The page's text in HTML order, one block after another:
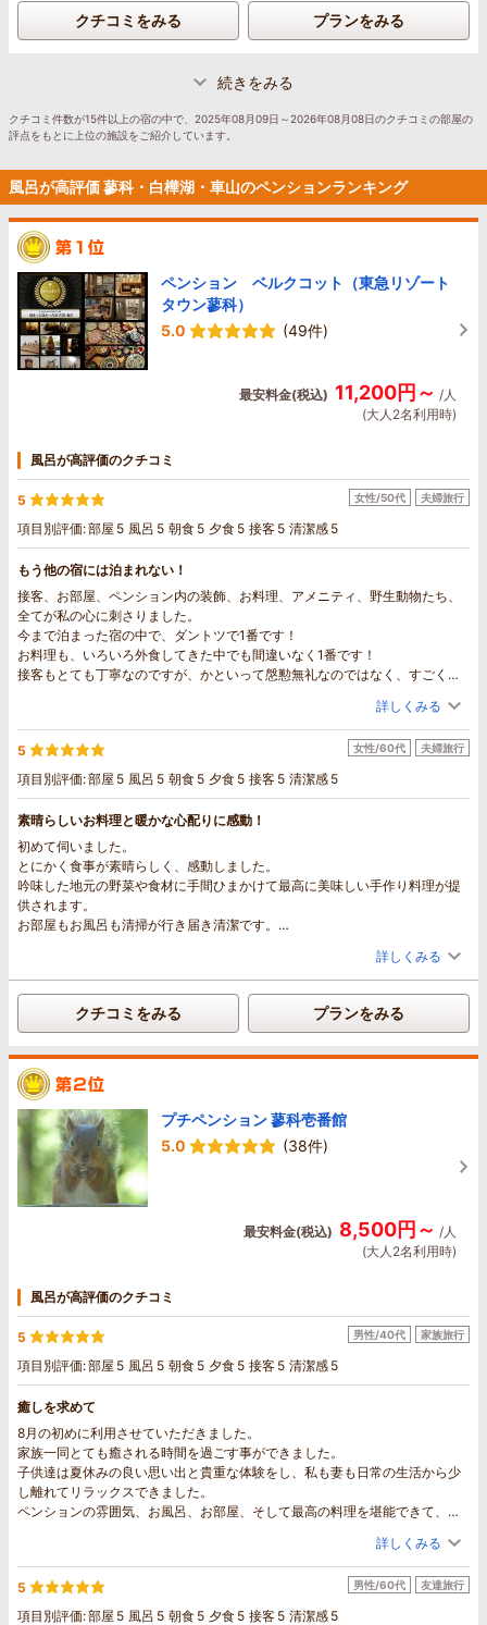
ジュも甘味を活かした味で、ほんとにおいしく、帰りに私も新玉ねぎを買っ
てしまいました笑 デザートのカタラーナ？も濃厚でとろけて、ほっぺたが落
改めて、何から何まで本当にありがとうございました。次の引越し先的にす
ださい♪
クチコミをみる プランをみる
続きをみる
クチコミ件数が15件以上の宿の中で、2025年08月09日～2026年08月08日のクチコミの部屋の
評点をもとに上位の施設をご紹介しています。
風呂が高評価 蓼科・白樺湖・車山のペンションランキング
ペンション ベルクコット（東急リゾート
タウン蓼科）
5.0
(49件)
最安料金(税込) 11,200円～ /人
(大人2名利用時)
風呂が高評価のクチコミ
5
項目別評価:部屋 5 風呂 5 朝食 5 夕食 5 接客 5 清潔感 5
女性/50代 夫婦旅行
もう他の宿には泊まれない！
接客、お部屋、ペンション内の装飾、お料理、アメニティ、野生動物たち、
全てが私の心に刺さりました。
今まで泊まった宿の中で、ダントツで1番です！
お料理も、いろいろ外食してきた中でも間違いなく1番です！
接客もとても丁寧なのですが、かといって慇懃無礼なのではなく、すごく心
あまりにも最高すぎてうまく言葉では表せませんが、とにかく至福の時間を
過ごすことができました。
ずっとここにいたいと思うほど幸せなひと時でした。
今度長野に行くときは、観光ではなく、ここに泊まることが目的になりそう
です。
本当にありがとうございました。
最後、忘れ物をしてしまい大変失礼いたしました。
詳しくみる
5
項目別評価:部屋 5 風呂 5 朝食 5 夕食 5 接客 5 清潔感 5
女性/60代 夫婦旅行
素晴らしいお料理と暖かな心配りに感動！
初めて伺いました。
とにかく食事が素晴らしく、感動しました。
吟味した地元の野菜や食材に手間ひまかけて最高に美味しい手作り料理が提
供されます。
お部屋もお風呂も清掃が行き届き清潔です。
朝、窓辺にニホンリスや野鳥が、玄関には鹿のファミリーが遊びに来てく
れ、心が癒されました。
宿泊者が快適に過ごせるよう至れり尽くせりで、オーナーご夫妻のあたたか
ぜひまた伺いたいと思います。
詳しくみる
クチコミをみる プランをみる
プチペンション 蓼科壱番館
5.0
(38件)
最安料金(税込) 8,500円～ /人
(大人2名利用時)
風呂が高評価のクチコミ
5
項目別評価:部屋 5 風呂 5 朝食 5 夕食 5 接客 5 清潔感 5
男性/40代 家族旅行
癒しを求めて
8月の初めに利用させていただきました。
家族一同とても癒される時間を過ごす事ができました。
子供達は夏休みの良い思い出と貴重な体験をし、私も妻も日常の生活から少
し離れてリラックスできました。
ペンションの雰囲気、お風呂、お部屋、そして最高の料理を堪能できて、大
そして、ご夫婦の周囲への気配りを忘れないお人柄に、感銘を受けました。
子供達は宿から帰りたくない、とすっかり気に入ってしまいましたので、ぜ
ひまた利用させていただきます。
リス、野鳥を観察できましたし、帰りの道で小鹿も見れました！
詳しくみる
5
項目別評価:部屋 5 風呂 5 朝食 5 夕食 5 接客 5 清潔感 5
男性/60代 友達旅行